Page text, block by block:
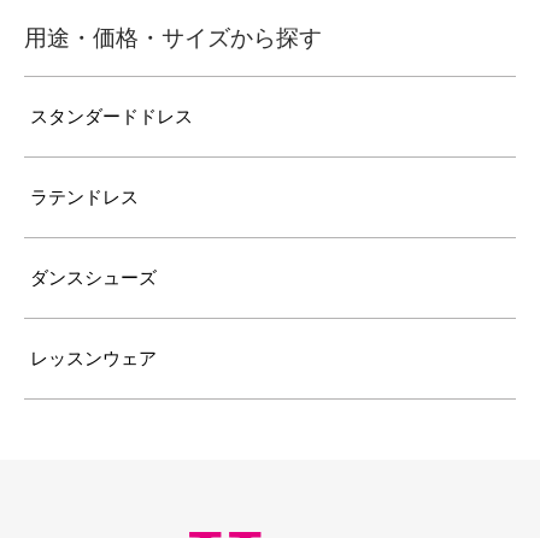
用途・価格・サイズから探す
スタンダードドレス
ラテンドレス
ダンスシューズ
レッスンウェア